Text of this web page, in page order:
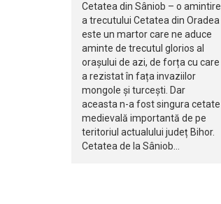
Cetatea din Sâniob – o amintire
a trecutului Cetatea din Oradea
este un martor care ne aduce
aminte de trecutul glorios al
orașului de azi, de forța cu care
a rezistat în fața invaziilor
mongole și turcești. Dar
aceasta n-a fost singura cetate
medievală importantă de pe
teritoriul actualului județ Bihor.
Cetatea de la Sâniob…